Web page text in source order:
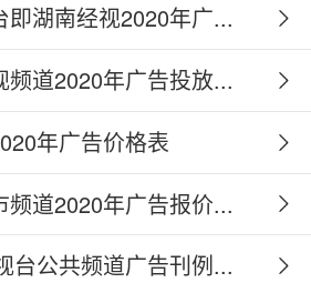
即湖南经视2020年广...
频道2020年广告投放...
年广告价格表
频道2020年广告报价...
台公共频道广告刊例...